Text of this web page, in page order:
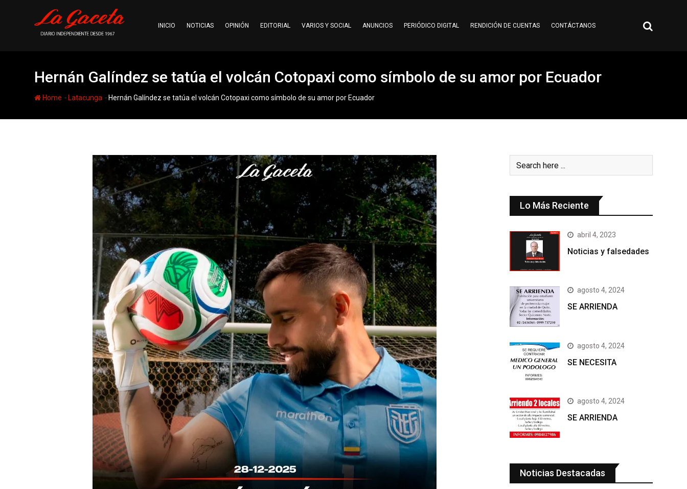
INICIO NOTICIAS OPINIÓN EDITORIAL VARIOS Y SOCIAL ANUNCIOS PERIÓDICO DIGITAL RENDICIÓN DE CUENTAS CONTÁCTANOS
Hernán Galíndez se tatúa el volcán Cotopaxi como símbolo de su amor por Ecuador
Home - Latacunga - Hernán Galíndez se tatúa el volcán Cotopaxi como símbolo de su amor por Ecuador
Lo Más Reciente
abril 4, 2023
Noticias y falsedades
agosto 4, 2024
SE ARRIENDA
agosto 4, 2024
SE NECESITA
agosto 4, 2024
SE ARRIENDA
Noticias Destacadas